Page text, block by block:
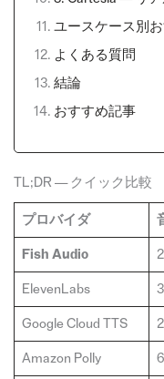
ユースケース別
よくある質問
結論
おすすめ記事
TL;DR — クイック比較
プロバイダ
Fish Audio
ElevenLabs
Google Cloud TTS
Amazon Polly